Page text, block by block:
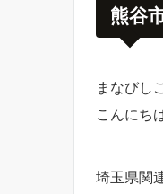
熊谷
まなびし
こんにち
埼玉県関